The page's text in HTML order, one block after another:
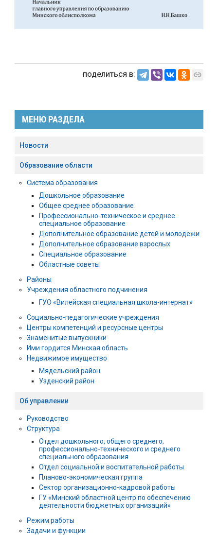
поделиться в:
МЕНЮ РАЗДЕЛА
Новости
Образование области
Система образования
Дошкольное образование
Общее среднее образование
Профессионально-техническое и среднее
специальное образование
Дополнительное образование детей и молодежи
Дополнительное образование взрослых
Специальное образование
Областные советы
Районы
Учреждения областного подчинения
ГУО «Вилейская специальная школа-интернат»
Социально-педагогические учреждения
Центры компетенций и ресурсные центры
Знаменитые выпускники
Ими гордится Минская область
Недвижимое имущество
Мядельский район
Узденский район
Об управлении
Руководство
Структура
Отдел дошкольного, общего среднего,
профессионально-технического и среднего
специального образования
Отдел социальной и воспитательной работы
Планово-экономическая группа
Сектор организационно-кадровой работы
ГУ «Минский областной центр по обеспечению
деятельности бюджетных организаций»
Режим работы
Задачи и функции